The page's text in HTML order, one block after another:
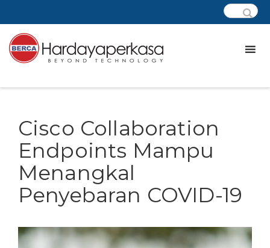
Cisco Collaboration
Endpoints Mampu
Menangkal
Penyebaran COVID-19